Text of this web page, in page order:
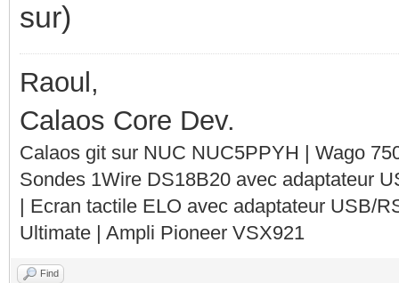
sur)
Raoul,
Calaos Core Dev.
Calaos git sur NUC NUC5PPYH | Wago
Sondes 1Wire DS18B20 avec adaptateur
| Ecran tactile ELO avec adaptateur USB/
Ultimate | Ampli Pioneer VSX921
Find